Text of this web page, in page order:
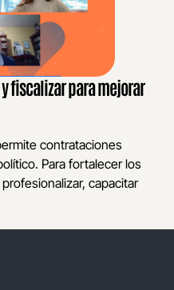
fiscalizar para mejorar
contrataciones
Para fortalecer los
capacitar